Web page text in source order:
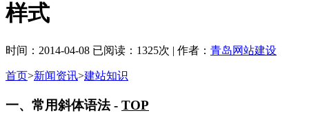
样式
时间：2014-04-08 已阅读：1325次 | 作者： 青岛网站建设
首页>新闻资讯>建站知识
一、常用斜体语法 - TOP